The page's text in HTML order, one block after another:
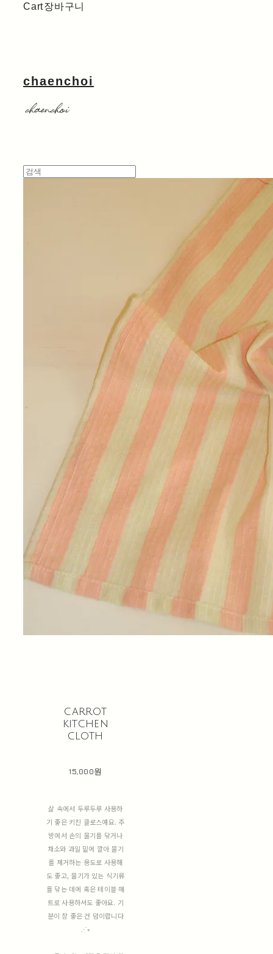
Cart장바구니
chaenchoi
carrot
kitchen
cloth
15,000원
삶 속에서 두루두루 사용하
기 좋은 키친 클로스예요. 주
방에서 손의 물기를 닦거나
채소와 과일 밑에 깔아 물기
를 제거하는 용도로 사용해
도 좋고, 물기가 있는 식기류
를 닦는 데에 혹은 테이블 매
트로 사용하셔도 좋아요. 기
분이 참 좋은 건 덤이랍니다
⋰⭒